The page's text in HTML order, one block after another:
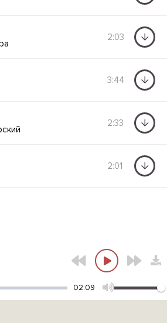
2:03
3:44
2:33
2:01
02:09